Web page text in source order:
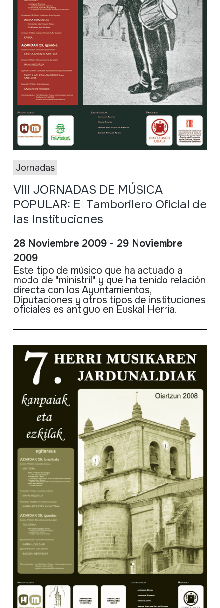
Jornadas
VIII JORNADAS DE MÚSICA
POPULAR: El Tamborilero Oficial de
las Instituciones
28 Noviembre 2009 - 29 Noviembre
2009
Este tipo de músico que ha actuado a
modo de "ministril" y que ha tenido relación
directa con los Ayuntamientos,
Diputaciones y otros tipos de instituciones
oficiales es antiguo en Euskal Herria.